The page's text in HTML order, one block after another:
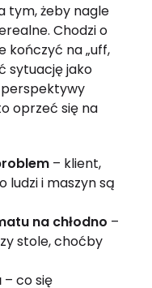
tym, żeby nagle
Chodzi o
kończyć na „uff,
sytuację jako
oprzeć się na
– klient,
ludzi i maszyn są
na chłodno –
stole, choćby
– co się